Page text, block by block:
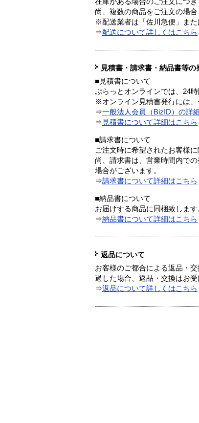
在庫がある場合のご注文につ
尚、複数の商品をご注文の場
※配送業者は「佐川急便」ま
⇒配送について詳しくはこちら
見積書・請求書・納品書等の
■見積書について
ぷらっとオンラインでは、24
※オンライン見積書発行には、
⇒一般法人会員（BizID）の詳
⇒ 見積書について詳細はこちら
■請求書について
ご注文時に希望されたお客様
尚、請求書は、営業時間内で
場合がございます。
⇒請求書について詳細はこちら
■納品書について
お届けする商品に同梱致します
⇒納品書について詳細はこちら
返品について
お客様のご都合による返品・
過した場合、返品・交換はお受
⇒返品について詳しくはこちら